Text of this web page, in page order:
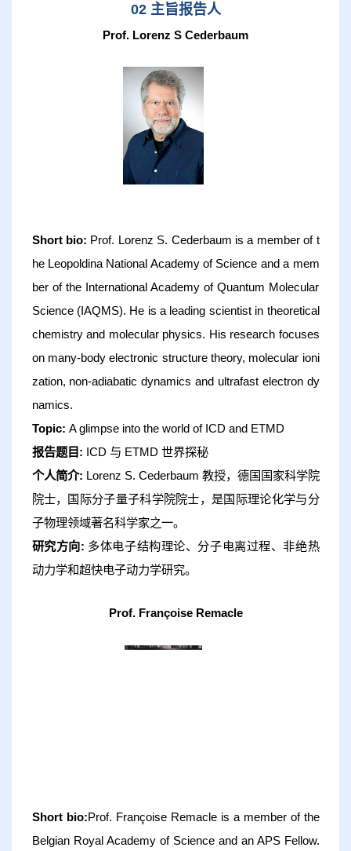
02 主旨报告人
Prof. Lorenz S Cederbaum
Short bio: Prof. Lorenz S. Cederbaum is a member of t
he Leopoldina National Academy of Science and a mem
ber of the International Academy of Quantum Molecular
Science (IAQMS). He is a leading scientist in theoretical
chemistry and molecular physics. His research focuses
on many-body electronic structure theory, molecular ioni
zation, non-adiabatic dynamics and ultrafast electron dy
namics.
Topic: A glimpse into the world of ICD and ETMD
报告题目: ICD 与 ETMD 世界探秘
个人简介: Lorenz S. Cederbaum 教授，德国国家科学院
院士，国际分子量子科学院院士，是国际理论化学与分
子物理领域著名科学家之一。
研究方向: 多体电子结构理论、分子电离过程、非绝热
动力学和超快电子动力学研究。
Prof. Françoise Remacle
Short bio:Prof. Françoise Remacle is a member of the
Belgian Royal Academy of Science and an APS Fellow.